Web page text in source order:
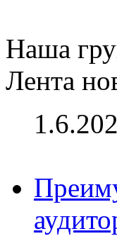
Наша
Лента